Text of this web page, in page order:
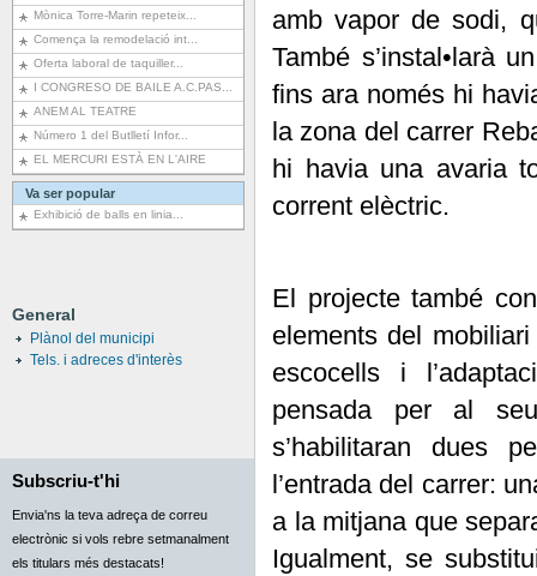
Mònica Torre-Marin repeteix...
Comença la remodelació int...
Oferta laboral de taquiller...
I CONGRESO DE BAILE A.C.PAS...
ANEM AL TEATRE
Número 1 del Butlletí Infor...
EL MERCURI ESTÀ EN L'AIRE
Va ser popular
Exhibició de balls en linia...
General
Plànol del municipi
Tels. i adreces d'interès
Subscriu-t'hi
Envia'ns la teva adreça de correu
electrònic si vols rebre setmanalment
els titulars més destacats!
amb vapor de sodi,
També s’instal•larà
fins ara només hi
la zona del carrer
hi havia una avaria
corrent elèctric.
El projecte també
elements del
escocells i
pensada per al
s’habilitaran dues
l’entrada del carrer:
a la mitjana que
Igualment, se